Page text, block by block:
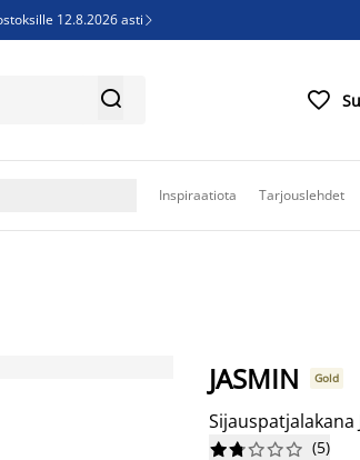
12.8.2026 asti 
 
Inspiraatiota Tarjouslehdet
JASMIN Gold
Sijauspatjalakana





 (5)